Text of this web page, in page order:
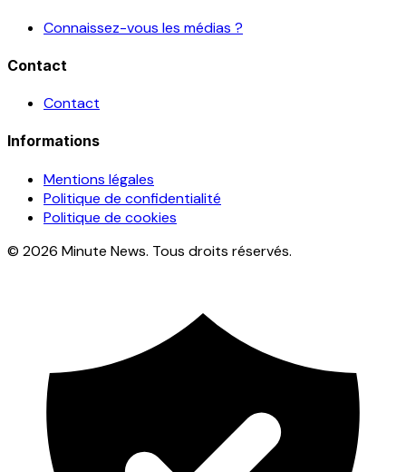
Connaissez-vous les médias ?
Contact
Contact
Informations
Mentions légales
Politique de confidentialité
Politique de cookies
© 2026 Minute News. Tous droits réservés.